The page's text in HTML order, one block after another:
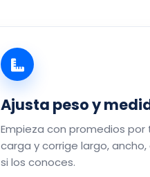
Ajusta peso y
Empieza con promedios por
carga y corrige largo,
si los conoces.